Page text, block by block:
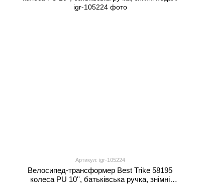
Артикул: igr-105224
Велосипед-трансформер Best Trike 58195
колеса PU 10'', батьківська ручка, знімні